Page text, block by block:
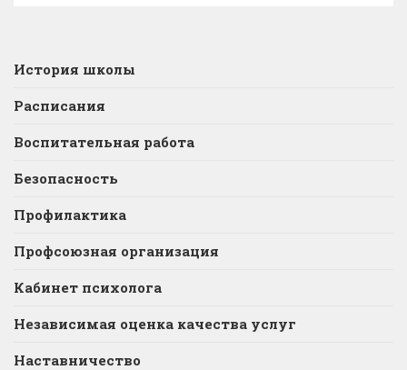
История школы
Расписания
Воспитательная работа
Безопасность
Профилактика
Профсоюзная организация
Кабинет психолога
Независимая оценка качества услуг
Наставничество